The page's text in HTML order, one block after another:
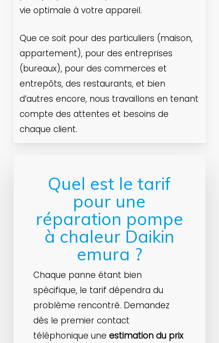
vie optimale à votre appareil.
Que ce soit pour des particuliers (maison,
appartement), pour des entreprises
(bureaux), pour des commerces et
entrepôts, des restaurants, et bien
d’autres encore, nous travaillons en tenant
compte des attentes et besoins de
chaque client.
Quel est le tarif
pour une
réparation pompe
à chaleur Daikin
emura ?
Chaque panne étant bien
spécifique, le tarif dépendra du
problème rencontré. Demandez
dès le premier contact
téléphonique uneestimation du prix